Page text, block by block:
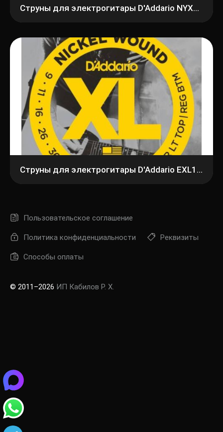
Струны для электрогитары D'Addario NYXL1149
Струны для электрогитары D'Addario EXL125
Пользовательское соглашение
Политика конфиденциальности Реквизиты
Способы оплаты
© 2011–2026 ИП Кабилов Р. Х.